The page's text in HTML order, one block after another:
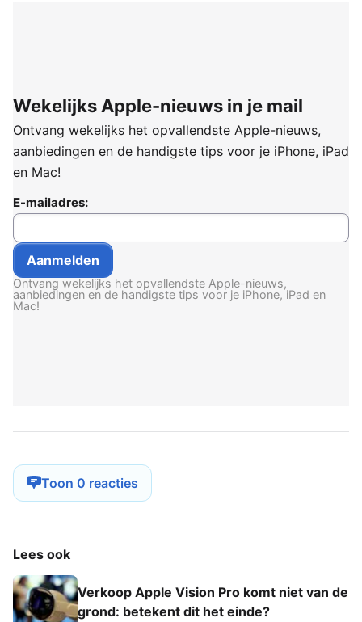
Wekelijks Apple-nieuws in je mail
Ontvang wekelijks het opvallendste Apple-nieuws,
aanbiedingen en de handigste tips voor je iPhone, iPad
en Mac!
E-mailadres:
Ontvang wekelijks het opvallendste Apple-nieuws,
aanbiedingen en de handigste tips voor je iPhone, iPad en
Mac!
Toon 0 reacties
Lees ook
Verkoop Apple Vision Pro komt niet van de
grond: betekent dit het einde?